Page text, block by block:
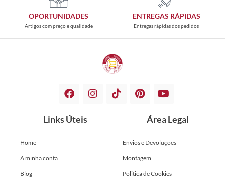
OPORTUNIDADES
Artigos com preço e qualidade
ENTREGAS RÁPIDAS
Entregas rápidas dos pedidos
Links Úteis
Home
A minha conta
Blog
Área Legal
Envios e Devoluções
Montagem
Politica de Cookies